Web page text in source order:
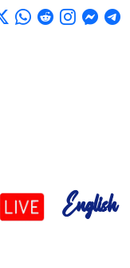
English